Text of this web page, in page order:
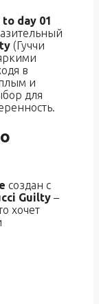
day 01
(Гуччи
в
и
для
создан с
Guilty –
хочет